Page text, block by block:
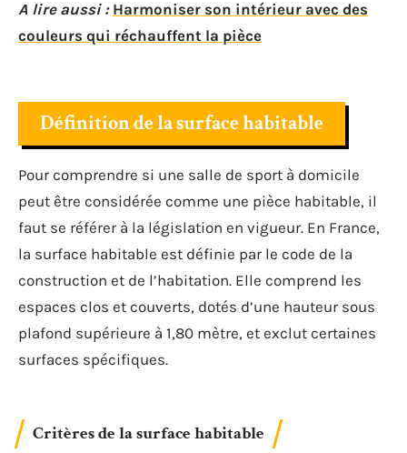
A lire aussi : Harmoniser son intérieur avec des
couleurs qui réchauffent la pièce
Définition de la surface habitable
Pour comprendre si une salle de sport à domicile
peut être considérée comme une pièce habitable, il
faut se référer à la législation en vigueur. En France,
la surface habitable est définie par le code de la
construction et de l’habitation. Elle comprend les
espaces clos et couverts, dotés d’une hauteur sous
plafond supérieure à 1,80 mètre, et exclut certaines
surfaces spécifiques.
Critères de la surface habitable